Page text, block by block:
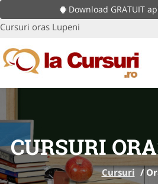
Download GRATUIT
Cursuri oras Lupeni
CURSURI
Cursuri /